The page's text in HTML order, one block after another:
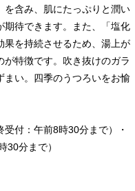
を含み、肌にたっぷりと潤い
期待できます。また、「塩化
果を持続させるため、湯上が
が特徴です。吹き抜けのガラ
まい。四季のうつろいをお愉
付：午前8時30分まで）・
30分まで）